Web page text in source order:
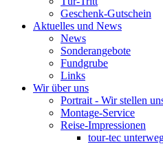
Geschenk-Gutschein
Aktuelles und News
News
Sonderangebote
Fundgrube
Links
Wir über uns
Portrait - Wir stellen
Montage-Service
Reise-Impressionen
tour-tec